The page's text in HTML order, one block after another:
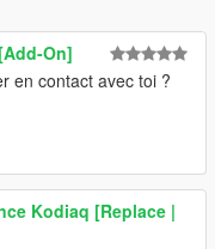
On]
en contact avec toi ?
Kodiaq [Replace |